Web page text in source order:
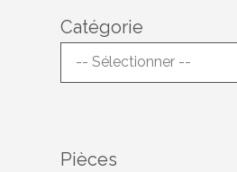
Catégorie
-- Sélectionner --
Pièces